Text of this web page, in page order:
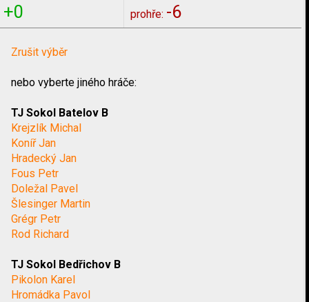
+0
prohře: -6
Zrušit výběr
nebo vyberte jiného hráče:
TJ Sokol Batelov B
Krejzlík Michal
Koníř Jan
Hradecký Jan
Fous Petr
Doležal Pavel
Šlesinger Martin
Grégr Petr
Rod Richard
TJ Sokol Bedřichov B
Pikolon Karel
Hromádka Pavol